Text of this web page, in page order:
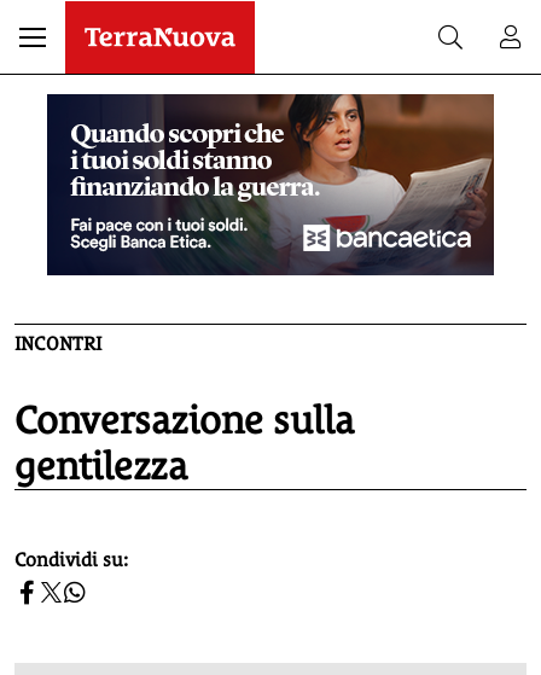
INCONTRI
Conversazione sulla
gentilezza
homepage h2
Condividi su: